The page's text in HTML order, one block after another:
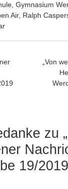
,Gymnasium
Air, Ralph
„Von
zu „
19/2019